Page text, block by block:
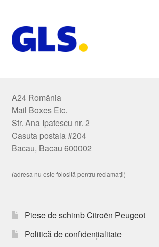
A24 România
Mail Boxes Etc.
Str. Ana Ipatescu nr. 2
Casuta postala #204
Bacau, Bacau 600002
(adresa nu este folosită pentru reclamații)
Piese de schimb Citroën Peugeot
Politică de confidențialitate